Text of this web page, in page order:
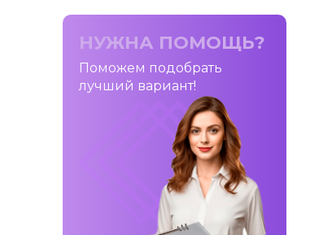
НУЖНА ПОМОЩЬ?
Поможем подобрать
лучший вариант!